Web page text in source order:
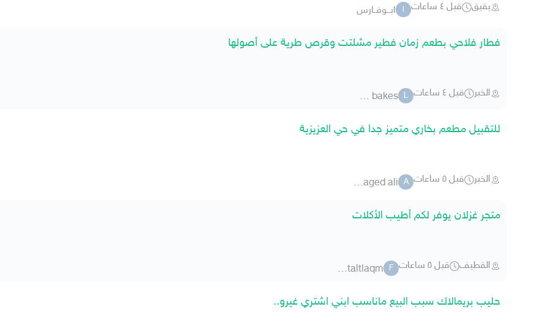
بقيق قبل ٤ ساعات ا ابـــوفــارس
فطار فلاحي بطعم زمان فطير مشلتت وقرص طرية على أصولها
الخبر قبل ٤ ساعات L
loly bakes
للتقبيل مطعم بخاري متميز جدا في حي العزيزية
الخبر قبل ٥ ساعات A
abdulmaged ali
متجر غزلان يوفر لكم أطيب الأكلات
القطيف قبل ٥ ساعات F
fatmtaltlaqm
حليب بريمالاك سبب البيع ماناسب ابني اشتري غيرو..